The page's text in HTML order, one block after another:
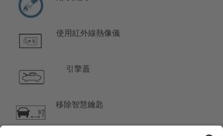
使用紅外線熱像儀
引擎蓋
移除智慧鑰匙